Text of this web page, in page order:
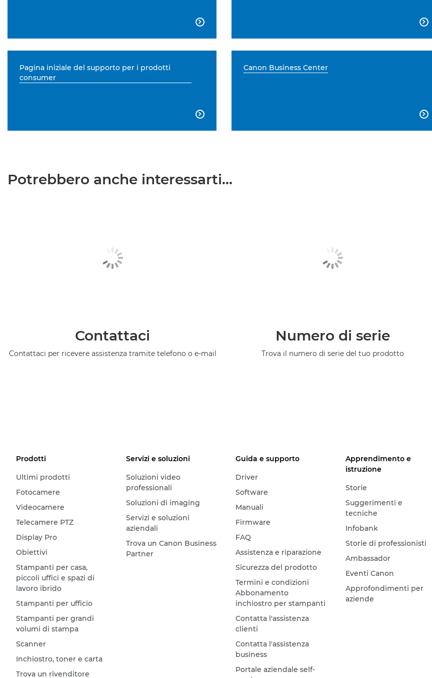
 
Pagina iniziale del supporto per i prodotti
consumer

Canon Business Center

Potrebbero anche interessarti...
Contattaci
Contattaci per ricevere assistenza tramite telefono o e-mail
Numero di serie
Trova il numero di serie del tuo prodotto
Prodotti
Ultimi prodotti
Fotocamere
Videocamere
Telecamere PTZ
Display Pro
Obiettivi
Stampanti per casa,
piccoli uffici e spazi di
lavoro ibrido
Stampanti per ufficio
Stampanti per grandi
volumi di stampa
Scanner
Inchiostro, toner e carta
Trova un rivenditore
Servizi e soluzioni
Soluzioni video
professionali
Soluzioni di imaging
Servizi e soluzioni
aziendali
Trova un Canon Business
Partner
Guida e supporto
Driver
Software
Manuali
Firmware
FAQ
Assistenza e riparazione
Sicurezza del prodotto
Termini e condizioni
Abbonamento
inchiostro per stampanti
Contatta l'assistenza
clienti
Contatta l'assistenza
business
Portale aziendale self-
Apprendimento e
istruzione
Storie
Suggerimenti e
tecniche
Infobank
Storie di professionisti
Ambassador
Eventi Canon
Approfondimenti per
aziende